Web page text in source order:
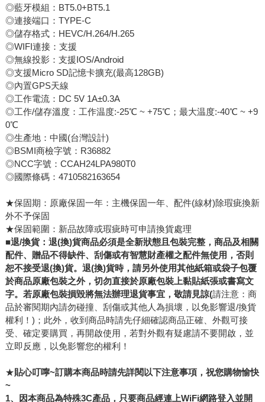
◎藍牙模組：BT5.0+BT5.1
◎連接端口：TYPE-C
◎儲存格式：HEVC/H.264/H.265
◎WIFI連接：支援
◎無線投影：支援IOS/Android
◎支援Micro SD記憶卡擴充(最高128GB)
◎內置GPS天線
◎工作電流：DC 5V 1A±0.3A
◎工作/儲存溫度：工作温度:-25℃ ~ +75℃；最大温度:-40℃ ~ +9
0℃
◎生產地：中國(台灣設計)
◎BSMI商檢字號：R36882
◎NCC字號：CCAH24LPA980T0
◎國際條碼：4710582163654
★保固期：原廠保固一年：主機保固一年、配件(線材)除瑕疵換新
外不予保固
★保固範圍：新品故障或瑕疵時可申請換貨處理
■退/換貨：退(換)貨商品必須是全新狀態且包裝完整，商品及相關
配件、贈品不得缺件、刮傷或有智慧財產權之配件無使用，否則
恕不接受退(換)貨。退(換)貨時，請另外使用其他紙箱或袋子包覆
於商品原廠包裝之外，切勿直接於原廠包裝上黏貼紙張或書寫文
字。若原廠包裝損毀將無法辦理退貨事宜，敬請見諒(請注意：商
品於審閱期內請勿碰撞、刮傷或其他人為損壞，以免影響退/換貨
權利！)；此外，收到商品時請先仔細確認商品正確、外觀可接
受、確定要購買，再開啟使用，若對外觀有疑慮請不要開啟，並
立即反應，以免影響您的權利！
★貼心叮嚀~訂購本商品時請先詳閱以下注意事項，祝您購物愉快
~
1、因本商品為特殊3C產品， 只要商品經連上WiFi網路登入並開